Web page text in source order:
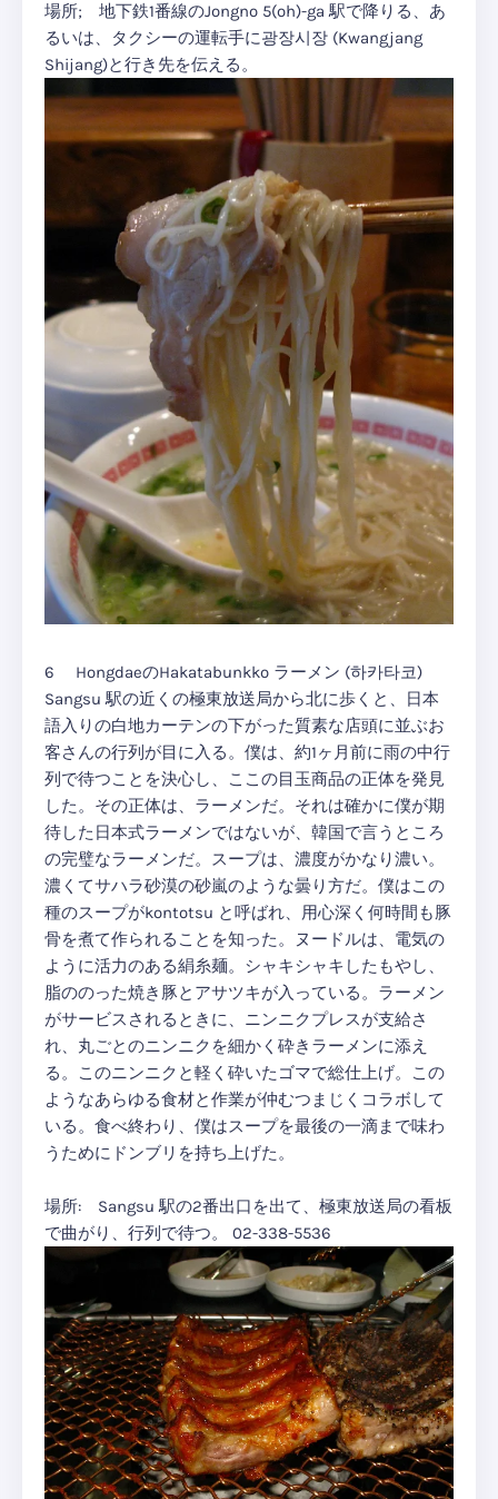
場所; 地下鉄1番線のJongno 5(oh)-ga 駅で降りる、あ
るいは、タクシーの運転手に광장시장 (Kwangjang
Shijang)と行き先を伝える。
6 HongdaeのHakatabunkko ラーメン (하카타코)
Sangsu 駅の近くの極東放送局から北に歩くと、日本
語入りの白地カーテンの下がった質素な店頭に並ぶお
客さんの行列が目に入る。僕は、約1ヶ月前に雨の中行
列で待つことを決心し、ここの目玉商品の正体を発見
した。その正体は、ラーメンだ。それは確かに僕が期
待した日本式ラーメンではないが、韓国で言うところ
の完璧なラーメンだ。スープは、濃度がかなり濃い。
濃くてサハラ砂漠の砂嵐のような曇り方だ。僕はこの
種のスープがkontotsu と呼ばれ、用心深く何時間も豚
骨を煮て作られることを知った。ヌードルは、電気の
ように活力のある絹糸麺。シャキシャキしたもやし、
脂ののった焼き豚とアサツキが入っている。ラーメン
がサービスされるときに、ニンニクプレスが支給さ
れ、丸ごとのニンニクを細かく砕きラーメンに添え
る。このニンニクと軽く砕いたゴマで総仕上げ。この
ようなあらゆる食材と作業が仲むつまじくコラボして
いる。食べ終わり、僕はスープを最後の一滴まで味わ
うためにドンブリを持ち上げた。
場所: Sangsu 駅の2番出口を出て、極東放送局の看板
で曲がり、行列で待つ。 02-338-5536